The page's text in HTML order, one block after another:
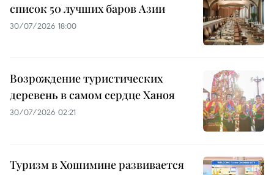
список 50 лучших баров Азии
30/07/2026 18:00
Возрождение туристических
деревень в самом сердце Ханоя
30/07/2026 02:21
Туризм в Хошимине развивается